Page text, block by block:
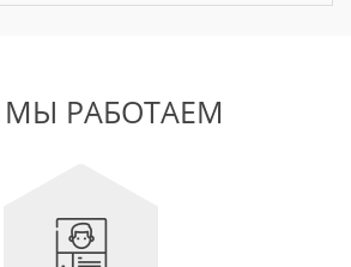
МЫ РАБОТАЕМ